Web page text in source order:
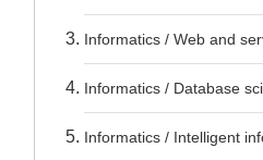
Informatics / Web and
Informatics / Database
Informatics / Intelligent